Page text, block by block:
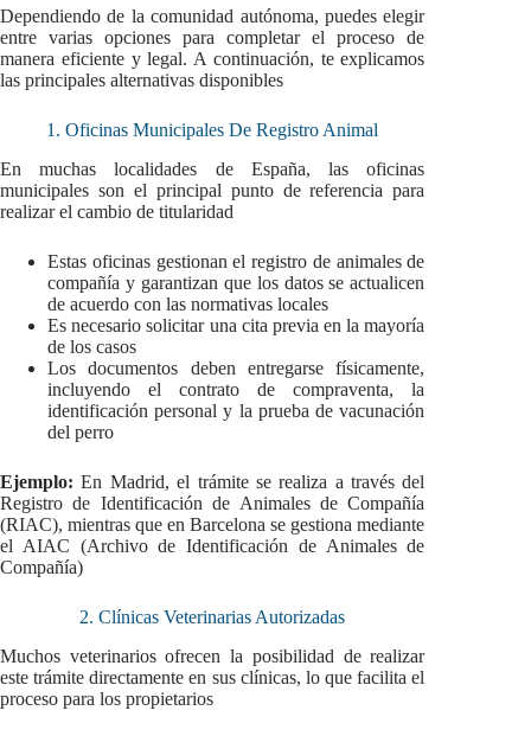
Dependiendo de la comunidad autónoma, puedes elegir
entre varias opciones para completar el proceso de
manera eficiente y legal. A continuación, te explicamos
las principales alternativas disponibles
1. Oficinas Municipales De Registro Animal
En muchas localidades de España, las oficinas
municipales son el principal punto de referencia para
realizar el cambio de titularidad
Estas oficinas gestionan el registro de animales de
compañía y garantizan que los datos se actualicen
de acuerdo con las normativas locales
Es necesario solicitar una cita previa en la mayoría
de los casos
Los documentos deben entregarse físicamente,
incluyendo el contrato de compraventa, la
identificación personal y la prueba de vacunación
del perro
Ejemplo: En Madrid, el trámite se realiza a través del
Registro de Identificación de Animales de Compañía
(RIAC), mientras que en Barcelona se gestiona mediante
el AIAC (Archivo de Identificación de Animales de
Compañía)
2. Clínicas Veterinarias Autorizadas
Muchos veterinarios ofrecen la posibilidad de realizar
este trámite directamente en sus clínicas, lo que facilita el
proceso para los propietarios